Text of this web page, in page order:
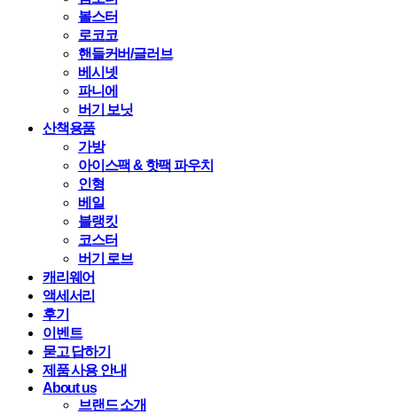
볼스터
로코코
핸들커버/글러브
베시넷
파니에
버기 보닛
산책용품
가방
아이스팩 & 핫팩 파우치
인형
베일
블랭킷
코스터
버기 로브
캐리웨어
액세서리
후기
이벤트
묻고 답하기
제품 사용 안내
About us
브랜드 소개